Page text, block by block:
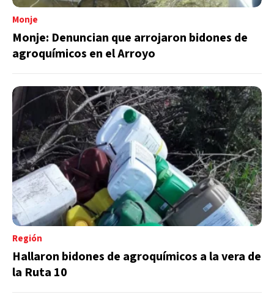
Monje
Monje: Denuncian que arrojaron bidones de
agroquímicos en el Arroyo
Región
Hallaron bidones de agroquímicos a la vera de
la Ruta 10